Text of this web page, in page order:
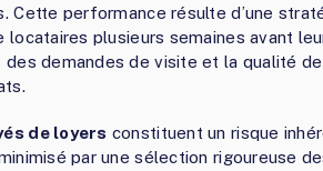
Cette performance résulte d’une
locataires plusieurs semaines avant
des demandes de visite et la qualité
de loyers constituent un risque
par une sélection rigoureuse